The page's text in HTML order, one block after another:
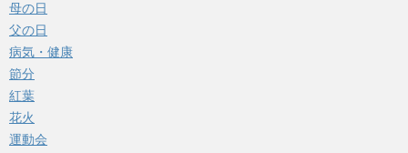
母の日
父の日
病気・健康
節分
紅葉
花火
運動会